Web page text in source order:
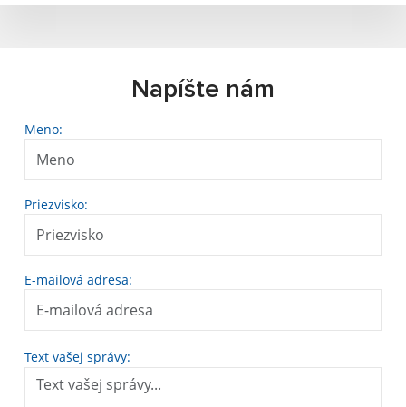
Napíšte nám
Meno:
Priezvisko:
E-mailová adresa:
Text vašej správy: